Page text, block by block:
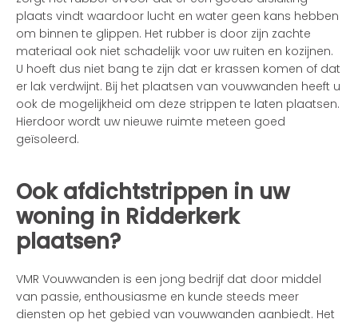
plaats vindt waardoor lucht en water geen kans hebben
om binnen te glippen. Het rubber is door zijn zachte
materiaal ook niet schadelijk voor uw ruiten en kozijnen.
U hoeft dus niet bang te zijn dat er krassen komen of dat
er lak verdwijnt. Bij het plaatsen van vouwwanden heeft u
ook de mogelijkheid om deze strippen te laten plaatsen.
Hierdoor wordt uw nieuwe ruimte meteen goed
geïsoleerd.
Ook afdichtstrippen in uw
woning in Ridderkerk
plaatsen?
VMR Vouwwanden is een jong bedrijf dat door middel
van passie, enthousiasme en kunde steeds meer
diensten op het gebied van vouwwanden aanbiedt. Het